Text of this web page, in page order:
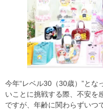
今年“レベル30（30歳）”とな
いことに挑戦する際、不安を
ですが、年齢に関わらずいつ